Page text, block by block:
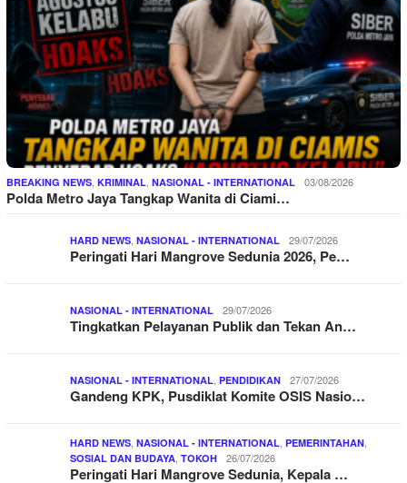
BREAKING NEWS KRIMINAL NASIONAL - INTERNATIONAL 03/08/2026
Polda Metro Jaya Tangkap Wanita di Ciami…
HARD NEWS NASIONAL - INTERNATIONAL 29/07/2026
Peringati Hari Mangrove Sedunia 2026, Pe…
NASIONAL - INTERNATIONAL 29/07/2026
Tingkatkan Pelayanan Publik dan Tekan An…
NASIONAL - INTERNATIONAL PENDIDIKAN 27/07/2026
Gandeng KPK, Pusdiklat Komite OSIS Nasio…
HARD NEWS NASIONAL - INTERNATIONAL PEMERINTAHAN
SOSIAL DAN BUDAYA TOKOH 26/07/2026
Peringati Hari Mangrove Sedunia, Kepala …